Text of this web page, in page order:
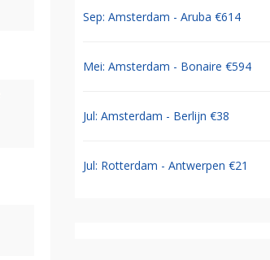
Sep: Amsterdam - Aruba €614
Mei: Amsterdam - Bonaire €594
Jul: Amsterdam - Berlijn €38
Jul: Rotterdam - Antwerpen €21